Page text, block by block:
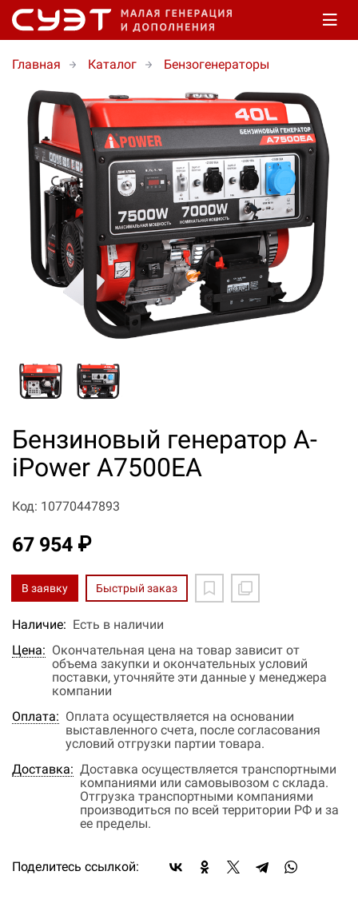
Главная Каталог Бензогенераторы
Бензиновый генератор A-
iPower A7500EA
Код: 10770447893
67 954 ₽
В заявку Быстрый заказ
Наличие: Есть в наличии
Цена: Окончательная цена на товар зависит от
объема закупки и окончательных условий
поставки, уточняйте эти данные у менеджера
компании
Оплата: Оплата осуществляется на основании
выставленного счета, после согласования
условий отгрузки партии товара.
Доставка: Доставка осуществляется транспортными
компаниями или самовывозом с склада.
Отгрузка транспортными компаниями
производиться по всей территории РФ и за
ее пределы.
Поделитесь ссылкой: